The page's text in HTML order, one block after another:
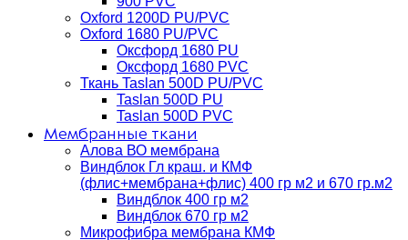
Oxford 1200D PU/PVC
Oxford 1680 PU/PVC
Оксфорд 1680 PU
Оксфорд 1680 PVC
Ткань Taslan 500D PU/PVC
Taslan 500D PU
Taslan 500D PVC
Мембранные ткани
Алова ВО мембрана
Виндблок Гл краш. и КМФ
(флис+мембрана+флис) 400 гр м2 и 670 гр.м2
Виндблок 400 гр м2
Виндблок 670 гр м2
Микрофибра мембрана КМФ